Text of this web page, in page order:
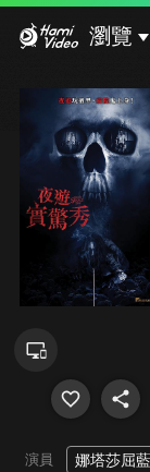
瀏覽
演員 娜塔莎屈